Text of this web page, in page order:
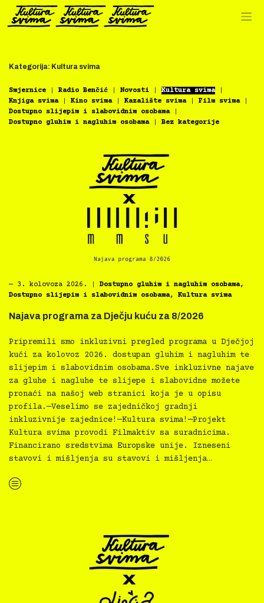
Preskoči
sadržaj
Kategorija: Kultura svima
Smjernice Radio Benčić Novosti
Kultura svima
Knjiga svima
Kino svima Kazalište svima
Film svima
Dostupno slijepim i slabovidnim osobama
Dostupno gluhim i nagluhim osobama
Bez kategorije
― 3. kolovoza 2026. Dostupno gluhim i nagluhim osobama,
Dostupno slijepim i slabovidnim osobama, Kultura svima
Najava programa za Dječju kuću za 8/2026
Pripremili smo inkluzivni pregled programa u Dječjoj
kući za kolovoz 2026. dostupan gluhim i nagluhim te
slijepim i slabovidnim osobama.Sve inkluzivne najave
za gluhe i nagluhe te slijepe i slabovidne možete
pronaći na našoj web stranici koja je u opisu
profila.—Veselimo se zajedničkoj gradnji
inkluzivnije zajednice!—Kultura svima!—Projekt
Kultura svima provodi Filmaktiv sa suradnicima.
Financirano sredstvima Europske unije. Izneseni
stavovi i mišljenja su stavovi i mišljenja…
“Najava programa za Dječju kuću za 8/2026”